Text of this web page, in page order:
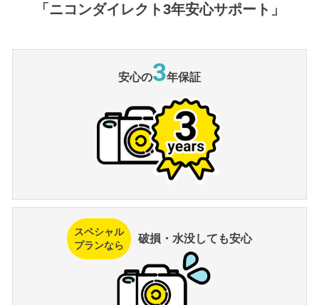
「ニコンダイレクト3年安心サポート」
安心の3年保証
スペシャル
プランなら
破損・水没しても安心